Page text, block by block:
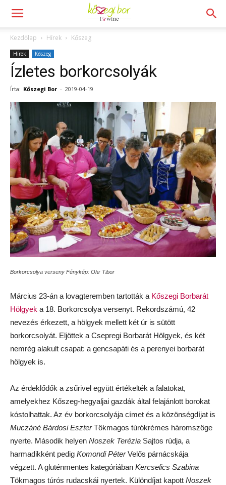
Kezdőlap Hírek Kőszeg
Hírek Kőszeg
Ízletes borkorcsolyák
Írta: Kőszegi Bor - 2019-04-19
Borkorcsolya verseny Fénykép: Ohr Tibor
Március 23-án a lovagteremben tartották a Kőszegi Borbarát
Hölgyek a 18. Borkorcsolya versenyt. Rekordszámú, 42
nevezés érkezett, a hölgyek mellett két úr is sütött
borkorcsolyát. Eljöttek a Csepregi Borbarát Hölgyek, és két
nemrég alakult csapat: a gencsapáti és a perenyei borbarát
hölgyek is.
Az érdeklődők a zsűrivel együtt értékelték a falatokat,
amelyekhez Kőszeg-hegyaljai gazdák által felajánlott borokat
kóstolhattak. Az év borkorcsolyája címet és a közönségdíjat is
Muczáné Bárdosi EszterTökmagos túrókrémes háromszöge
nyerte. Második helyen Noszek Terézia Sajtos rúdja, a
harmadikként pedig Komondi PéterVelős párnácskája
végzett. A gluténmentes kategóriában Kercselics Szabina
Tökmagos túrós rudacskái nyertek. Különdíjat kapott Noszek